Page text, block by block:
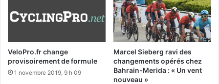
VeloPro.fr change
provisoirement de formule
1 novembre 2019, 9 h 09
Marcel Sieberg ravi des
changements opérés chez
Bahrain-Merida : « Un vent
nouveau »